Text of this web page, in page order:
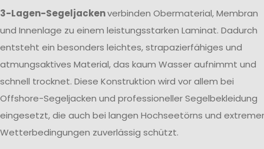
3-Lagen-Segeljackenverbinden Obermaterial, Membran
und Innenlage zu einem leistungsstarken Laminat. Dadurch
entsteht ein besonders leichtes, strapazierfähiges und
atmungsaktives Material, das kaum Wasser aufnimmt und
schnell trocknet. Diese Konstruktion wird vor allem bei
Offshore-Segeljacken und professioneller Segelbekleidung
eingesetzt, die auch bei langen Hochseetörns und
Wetterbedingungen zuverlässig schützt.